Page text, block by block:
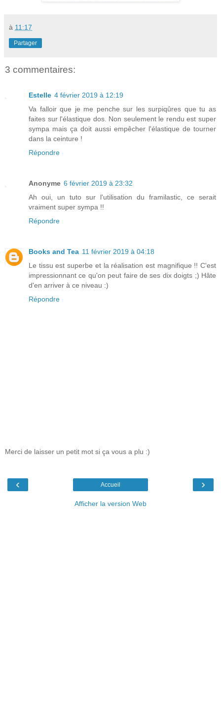
à 11:17
Partager
3 commentaires:
Estelle 4 février 2019 à 12:19
Va falloir que je me penche sur les surpiqûres que tu as
faites sur l'élastique dos. Non seulement le rendu est super
sympa mais ça doit aussi empêcher l'élastique de tourner
dans la ceinture !
Répondre
Anonyme 6 février 2019 à 23:32
Ah oui, un tuto sur l'utilisation du framilastic, ce serait
vraiment super sympa !!
Répondre
Books and Tea 11 février 2019 à 04:18
Le tissu est superbe et la réalisation est magnifique !! C'est
impressionnant ce qu'on peut faire de ses dix doigts ;) Hâte
d'en arriver à ce niveau :)
Répondre
Merci de laisser un petit mot si ça vous a plu :)
‹ ›
Accueil
Afficher la version Web